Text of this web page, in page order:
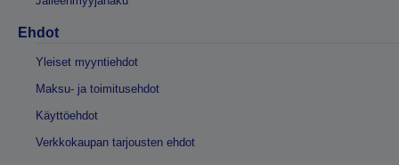
Ehdot
Yleiset myyntiehdot
Maksu- ja toimitusehdot
Käyttöehdot
Verkkokaupan tarjousten ehdot